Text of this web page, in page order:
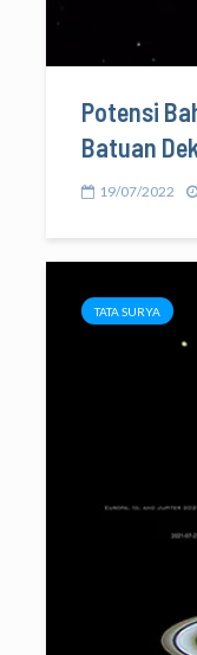
Potensi
Batuan
19/07/2022
TATA SURYA